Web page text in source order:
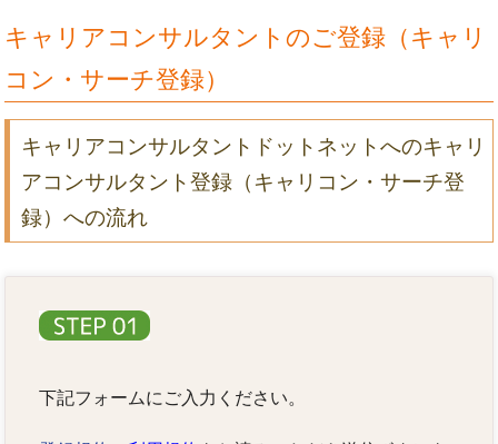
キャリアコンサルタントのご登録（キャリ
コン・サーチ登録）
キャリアコンサルタントドットネットへのキャリ
アコンサルタント登録（キャリコン・サーチ登
録）への流れ
下記フォームにご入力ください。